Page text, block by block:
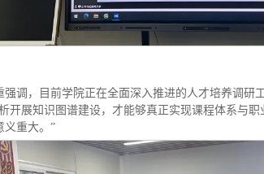
调，目前学院正在全面深入推进的人才培养调研
开展知识图谱建设，才能够真正实现课程体系与
义重大。”